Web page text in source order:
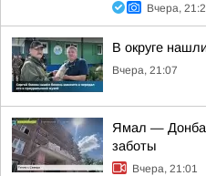
Вчера,
В округе
Вчера, 21:07
Ямал —
заботы
Вчера, 21:01